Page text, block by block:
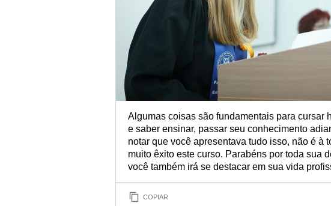
Algumas coisas são fundamentais para cursar
e saber ensinar, passar seu conhecimento
notar que você apresentava tudo isso, não é à
muito êxito este curso. Parabéns por toda sua
você também irá se destacar em sua vida
COPIAR